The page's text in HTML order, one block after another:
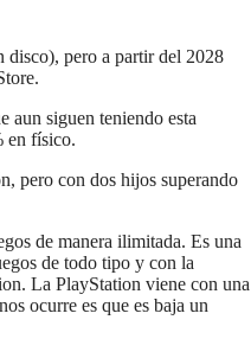
disco), pero a partir del 2028
aun siguen teniendo esta
en físico.
pero con dos hijos superando
de manera ilimitada. Es una
de todo tipo y con la
La PlayStation viene con una
ocurre es que es baja un